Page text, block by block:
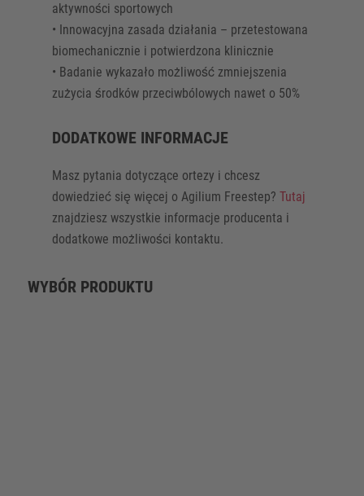
aktywności sportowych
• Innowacyjna zasada działania – przetestowana
biomechanicznie i potwierdzona klinicznie
• Badanie wykazało możliwość zmniejszenia
zużycia środków przeciwbólowych nawet o 50%
DODATKOWE INFORMACJE
Masz pytania dotyczące ortezy i chcesz
dowiedzieć się więcej o Agilium Freestep? Tutaj
znajdziesz wszystkie informacje producenta i
dodatkowe możliwości kontaktu.
WYBÓR PRODUKTU